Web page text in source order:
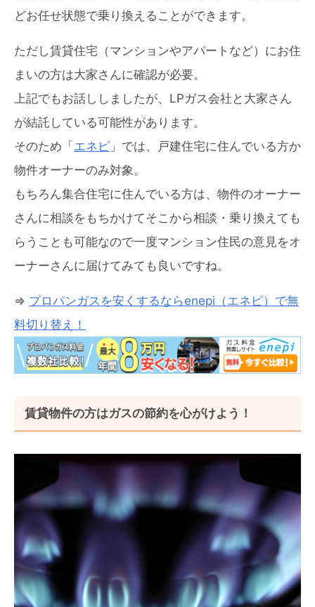
どお任せ状態で乗り換えることができます。
ただし賃貸住宅（マンションやアパートなど）にお住
まいの方は大家さんに確認が必要。
上記でもお話ししましたが、LPガス会社と大家さん
が結託している可能性があります。
そのため「 エネピ 」では、戸建住宅に住んでいる方か
物件オーナーのみ対象。
もちろん集合住宅に住んでいる方は、物件のオーナー
さんに相談をもちかけてそこから相談・乗り換えても
らうことも可能なので一度マンション住民の意見をオ
ーナーさんに届けてみても良いですね。
⇒ プロパンガスを安くするならenepi（エネピ）で無
料切り替え！
賃貸物件の方はガスの節約を心がけよう！